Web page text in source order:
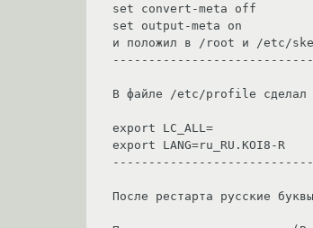
set convert-meta off
set output-meta on
и положил в /root и /etc/
В файле /etc/profile сделал
export LC_ALL=
export LANG=ru_RU.KOI8-R
После рестарта русские